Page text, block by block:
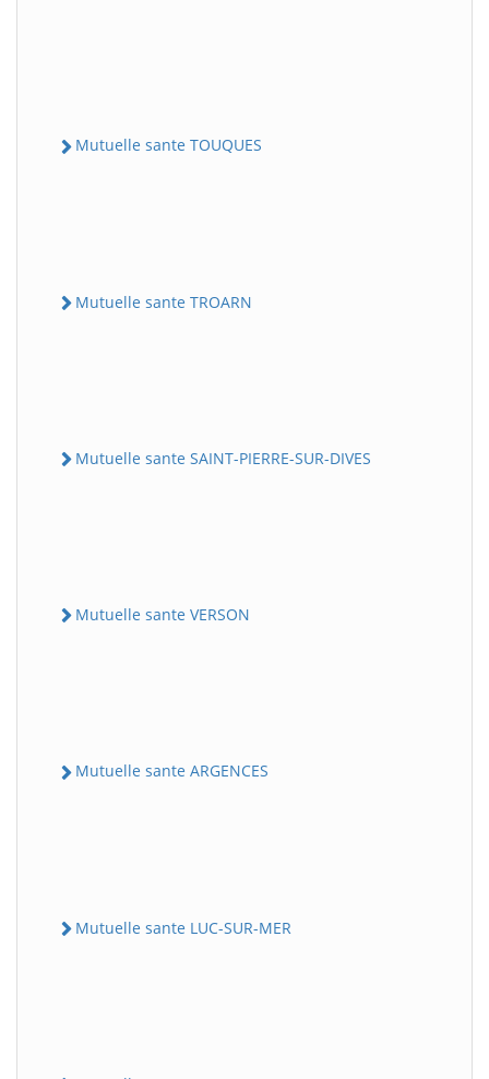
Mutuelle sante TOUQUES
Mutuelle sante TROARN
Mutuelle sante SAINT-PIERRE-SUR-DIVES
Mutuelle sante VERSON
Mutuelle sante ARGENCES
Mutuelle sante LUC-SUR-MER